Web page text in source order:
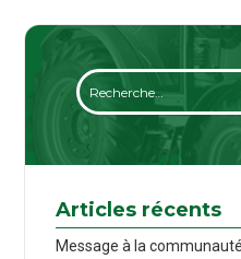
Articles récents
Message à la